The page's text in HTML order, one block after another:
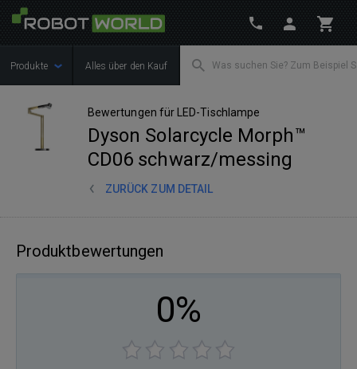
Produkte Alles über den Kauf
Bewertungen für LED-Tischlampe
Dyson Solarcycle Morph™
CD06 schwarz/messing
ZURÜCK ZUM DETAIL
Produktbewertungen
0%